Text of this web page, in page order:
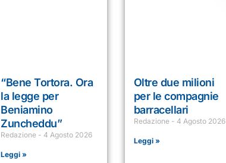
“Bene Tortora. Ora
la legge per
Beniamino
Zuncheddu”
Redazione 4 Agosto 2026
Leggi »
Oltre due milioni
per le compagnie
barracellari
Redazione 4 Agosto 2026
Leggi »